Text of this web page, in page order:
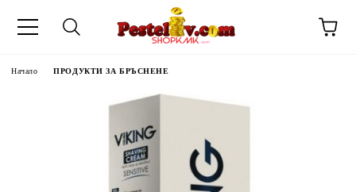
Начало ПРОДУКТИ ЗА БРЪСНЕНЕ